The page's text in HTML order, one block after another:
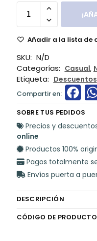
Añadir a la lista de
SKU: N/D
Categorías: Casual,
Etiqueta: Descuentos
F
a
c
b
o
o
k
SOBRE TUS PEDIDOS
Precios y
online
Productos 100%
Pagos totalmente
Envíos puerta a
DESCRIPCIÓN
CÓDIGO DE PRODUCTO